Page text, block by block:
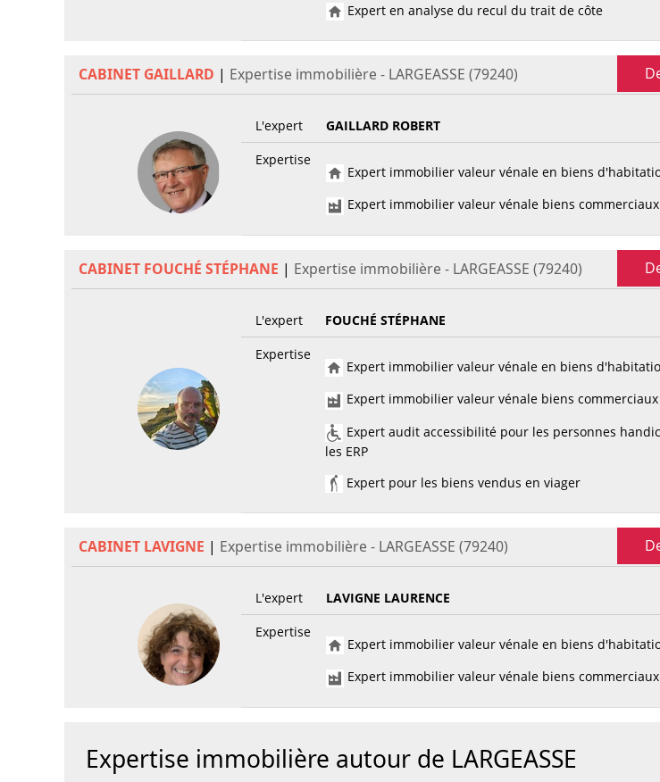
Expert en analyse du recul du trait de côte
CABINET GAILLARD | Expertise immobilière - LARGEASSE (79240)
L'expert
GAILLARD ROBERT
Expertise
Expert immobilier valeur vénale en biens
Expert immobilier valeur vénale biens
CABINET FOUCHÉ STÉPHANE | Expertise immobilière - LARGEASSE (79240)
L'expert
FOUCHÉ STÉPHANE
Expertise
Expert immobilier valeur vénale en biens
Expert immobilier valeur vénale biens
Expert audit accessibilité pour les personnes
les ERP
Expert pour les biens vendus en viager
CABINET LAVIGNE | Expertise immobilière - LARGEASSE (79240)
L'expert
LAVIGNE LAURENCE
Expertise
Expert immobilier valeur vénale en biens
Expert immobilier valeur vénale biens
Expertise immobilière autour de LARGEASSE